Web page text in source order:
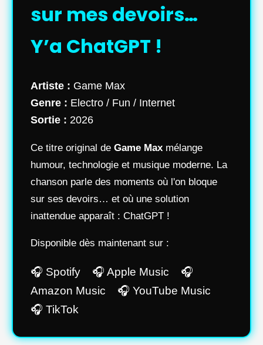
sur mes devoirs…
Y’a ChatGPT !
Artiste : Game Max
Genre : Electro / Fun / Internet
Sortie : 2026
Ce titre original de Game Max mélange
humour, technologie et musique moderne. La
chanson parle des moments où l'on bloque
sur ses devoirs… et où une solution
inattendue apparaît : ChatGPT !
Disponible dès maintenant sur :
🎧 Spotify 🎧 Apple Music 🎧
Amazon Music 🎧 YouTube Music
🎧 TikTok